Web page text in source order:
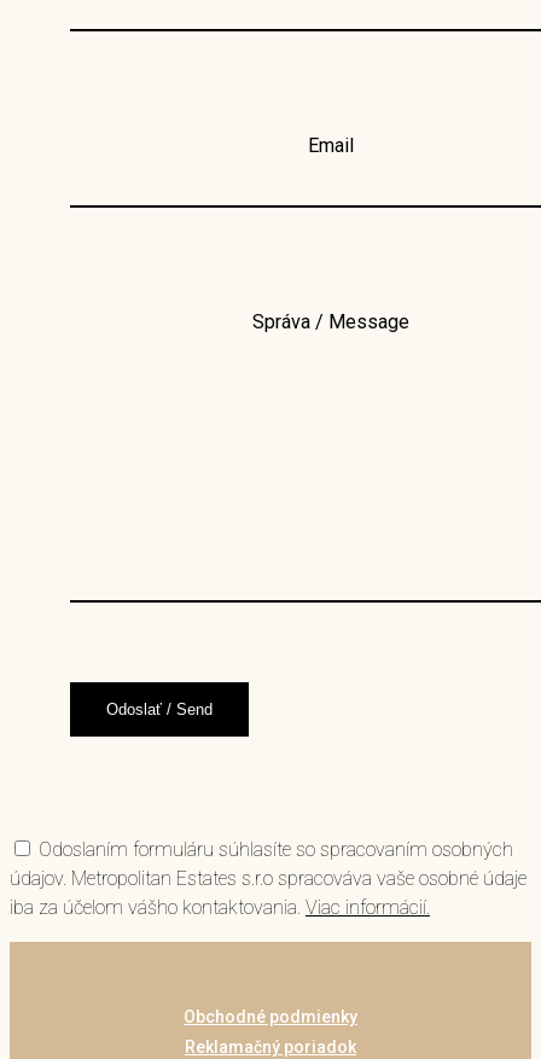
Email
Správa / Message
Odoslaním formuláru súhlasíte so spracovaním osobných
údajov. Metropolitan Estates s.r.o spracováva vaše osobné údaje
iba za účelom vášho kontaktovania. Viac informácií.
Obchodné podmienky
Reklamačný poriadok